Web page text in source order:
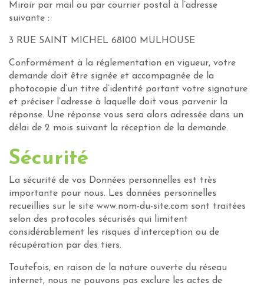
Miroir par mail ou par courrier postal à l’adresse
suivante :
3 RUE SAINT MICHEL 68100 MULHOUSE
Conformément à la réglementation en vigueur, votre
demande doit être signée et accompagnée de la
photocopie d’un titre d’identité portant votre signature
et préciser l’adresse à laquelle doit vous parvenir la
réponse. Une réponse vous sera alors adressée dans un
délai de 2 mois suivant la réception de la demande.
Sécurité
La sécurité de vos Données personnelles est très
importante pour nous. Les données personnelles
recueillies sur le site www.nom-du-site.com sont traitées
selon des protocoles sécurisés qui limitent
considérablement les risques d’interception ou de
récupération par des tiers.
Toutefois, en raison de la nature ouverte du réseau
internet, nous ne pouvons pas exclure les actes de